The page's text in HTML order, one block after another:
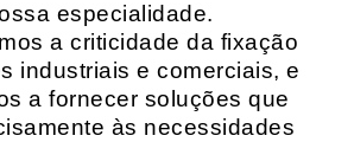
especialidade.
a criticidade da fixação
industriais e comerciais, e
a fornecer soluções que
às necessidades